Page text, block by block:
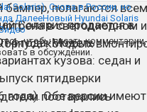
полагаются
в светодиодном
которых
постарались
Солярис продается в
года. Модель
кузова: седан и
пятидверки
года). Обе версии имеют
Solaris). Снова в России, но
ДалееНовый Hyundai Solaris
чтобы писать комментарии,
в обсуждении.